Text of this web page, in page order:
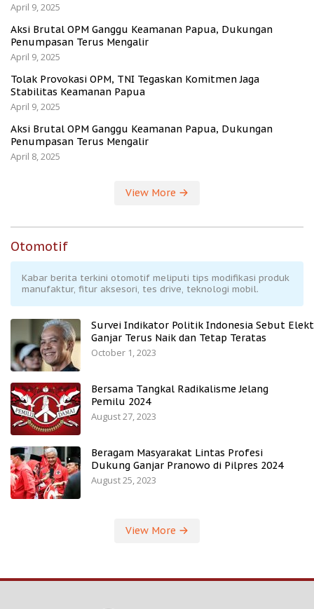
April 9, 2025
Aksi Brutal OPM Ganggu Keamanan Papua, Dukungan
Penumpasan Terus Mengalir
April 9, 2025
Tolak Provokasi OPM, TNI Tegaskan Komitmen Jaga
Stabilitas Keamanan Papua
April 9, 2025
Aksi Brutal OPM Ganggu Keamanan Papua, Dukungan
Penumpasan Terus Mengalir
April 8, 2025
View More
Otomotif
Kabar berita terkini otomotif meliputi tips modifikasi produk
manufaktur, fitur aksesori, tes drive, teknologi mobil.
Survei Indikator Politik Indonesia Sebut
Ganjar Terus Naik dan Tetap Teratas
October 1, 2023
Bersama Tangkal Radikalisme Jelang
Pemilu 2024
August 27, 2023
Beragam Masyarakat Lintas Profesi
Dukung Ganjar Pranowo di Pilpres 2024
August 25, 2023
View More